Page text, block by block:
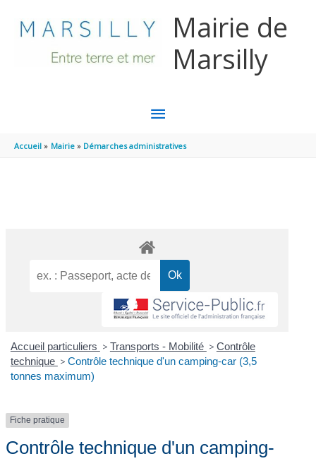
Mairie de
Marsilly
MENU
PRINCIPAL
Accueil Mairie Démarches administratives
Accueil particuliers > Transports - Mobilité > Contrôle
technique > Contrôle technique d'un camping-car (3,5
tonnes maximum)
Fiche pratique
Contrôle technique d'un camping-